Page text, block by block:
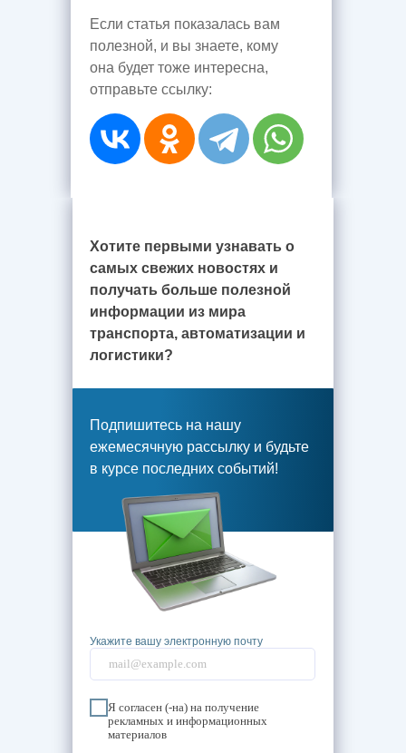
Если статья показалась вам
полезной, и вы знаете, кому
она будет тоже интересна,
отправьте ссылку:
Хотите первыми узнавать о
самых свежих новостях и
получать больше полезной
информации из мира
транспорта, автоматизации и
логистики?
Подпишитесь на нашу
ежемесячную рассылку и будьте
в курсе последних событий!
Укажите вашу электронную почту
Я согласен (-на) на получение
рекламных и информационных
материалов